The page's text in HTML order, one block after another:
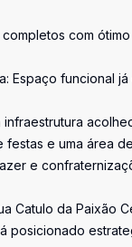
com
Espaço funcional
festas e uma área
e
Catulo da Paixão
posicionado